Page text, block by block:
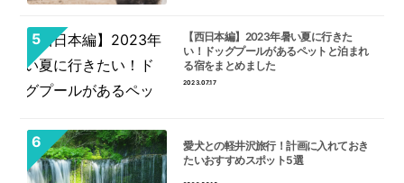
【西日本編】2023年暑い夏に行きた
い！ドッグプールがあるペットと泊まれ
る宿をまとめました
2023.07.17
愛犬との軽井沢旅行！計画に入れておき
たいおすすめスポット5選